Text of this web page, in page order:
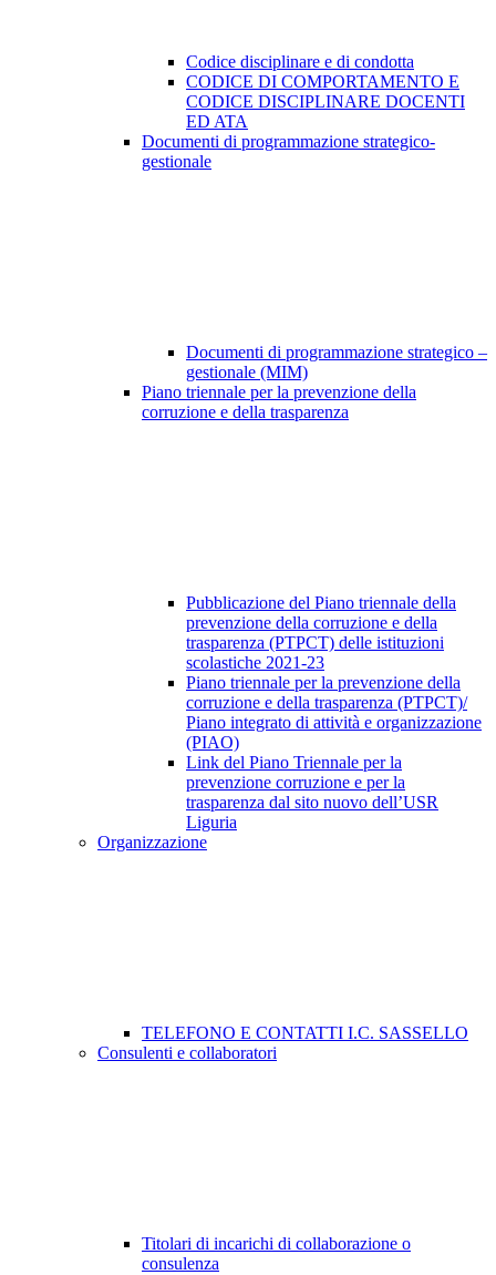
Codice disciplinare e di condotta
CODICE DI COMPORTAMENTO E
CODICE DISCIPLINARE DOCENTI
ED ATA
Documenti di programmazione strategico-
gestionale
Documenti di programmazione strategico –
gestionale (MIM)
Piano triennale per la prevenzione della
corruzione e della trasparenza
Pubblicazione del Piano triennale della
prevenzione della corruzione e della
trasparenza (PTPCT) delle istituzioni
scolastiche 2021-23
Piano triennale per la prevenzione della
corruzione e della trasparenza (PTPCT)/
Piano integrato di attività e organizzazione
(PIAO)
Link del Piano Triennale per la
prevenzione corruzione e per la
trasparenza dal sito nuovo dell’USR
Liguria
Organizzazione
TELEFONO E CONTATTI I.C. SASSELLO
Consulenti e collaboratori
Titolari di incarichi di collaborazione o
consulenza